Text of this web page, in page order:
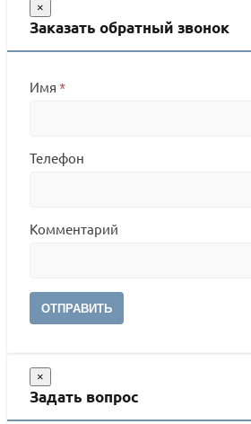
×
Заказать обратный звонок
Имя *
Телефон
Комментарий
ОТПРАВИТЬ
×
Задать вопрос